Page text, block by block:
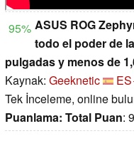
95% ASUS ROG
todo el poder de
pulgadas y menos de
Kaynak: Geeknetic
Tek İnceleme, online
Puanlama: Total Puan: